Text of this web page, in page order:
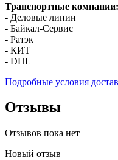
Транспортные компании:
- Деловые линии
- Байкал-Сервис
- Ратэк
- КИТ
- DHL
Подробные условия
Отзывы
Отзывов пока нет
Новый отзыв